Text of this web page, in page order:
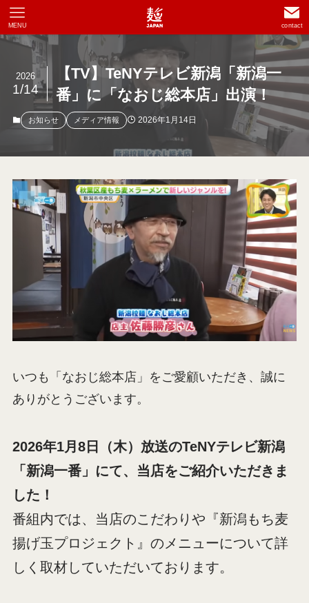
contact
MENU
【TV】TeNYテレビ新潟「新潟一
番」に「なおじ総本店」出演！
2026
1/14
お知らせ メディア情報 2026年1月14日
いつも「なおじ総本店」をご愛顧いただき、誠に
ありがとうございます。
2026年1月8日（木）放送のTeNYテレビ新潟
「新潟一番」にて、当店をご紹介いただきま
した！
番組内では、当店のこだわりや『新潟もち麦
揚げ玉プロジェクト』のメニューについて詳
しく取材していただいております。